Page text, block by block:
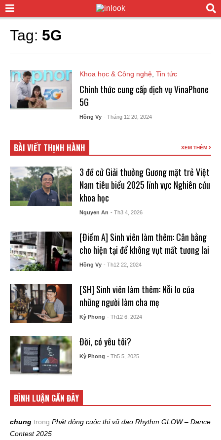
Tag: 5G
Khoa học & Công nghệ, Tin tức
Chính thức cung cấp dịch vụ VinaPhone
5G
Hồng Vy - Tháng 12 20, 2024
BÀI VIẾT THỊNH HÀNH XEM THÊM
3 đề cử Giải thưởng Gương mặt trẻ Việt
Nam tiêu biểu 2025 lĩnh vực Nghiên cứu
khoa học
Nguyen An - Th3 4, 2026
[Điểm A] Sinh viên làm thêm: Cân bằng
cho hiện tại để không vụt mất tương lai
Hồng Vy - Th12 22, 2024
[SH] Sinh viên làm thêm: Nỗi lo của
những người làm cha mẹ
Kỳ Phong - Th12 6, 2024
Đời, có yêu tôi?
Kỳ Phong - Th5 5, 2025
BÌNH LUẬN GẦN ĐÂY
chung trong Phát động cuộc thi vũ đạo Rhythm GLOW – Dance
Contest 2025